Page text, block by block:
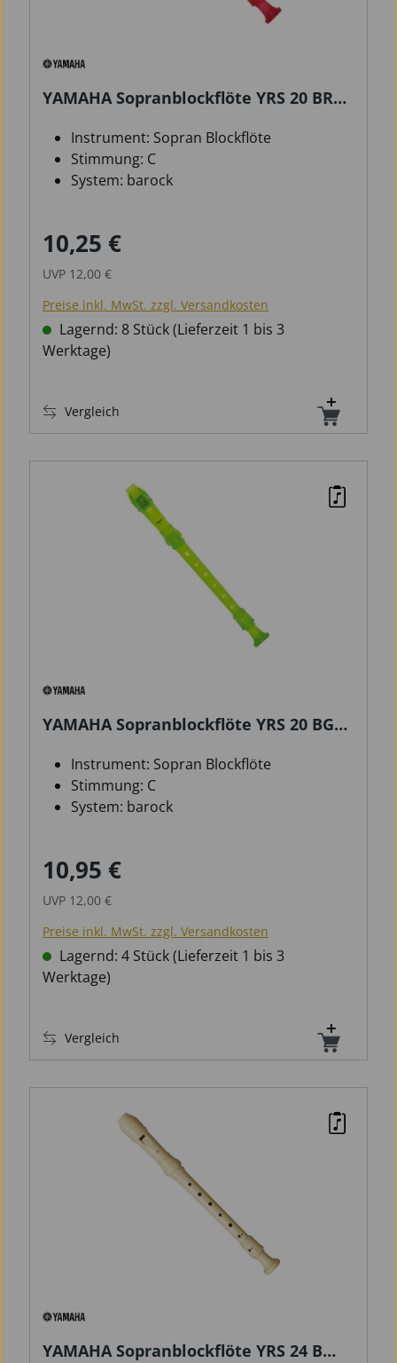
YAMAHA Sopranblockflöte YRS 20 BR
Instrument: Sopran Blockflöte
Stimmung: C
System: barock
Verkaufspreis:
10,25 €
UVP 12,00 €
Preise inkl. MwSt. zzgl. Versandkosten
Lagernd: 8 Stück (Lieferzeit 1 bis 3
Werktage)
Vergleich
YAMAHA Sopranblockflöte YRS 20 BG
Instrument: Sopran Blockflöte
Stimmung: C
System: barock
Verkaufspreis:
10,95 €
UVP 12,00 €
Preise inkl. MwSt. zzgl. Versandkosten
Lagernd: 4 Stück (Lieferzeit 1 bis 3
Werktage)
Vergleich
YAMAHA Sopranblockflöte YRS 24 B